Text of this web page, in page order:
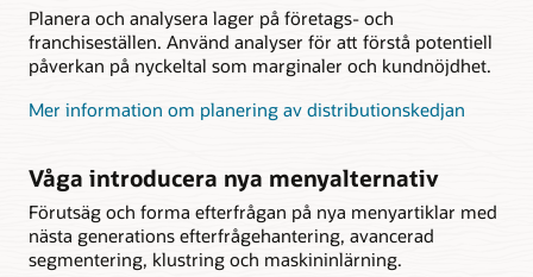
Planera och analysera lager på företags- och
franchiseställen. Använd analyser för att förstå potentiell
påverkan på nyckeltal som marginaler och kundnöjdhet.
Mer information om planering av distributionskedjan
Våga introducera nya menyalternativ
Förutsäg och forma efterfrågan på nya menyartiklar med
nästa generations efterfrågehantering, avancerad
segmentering, klustring och maskininlärning.